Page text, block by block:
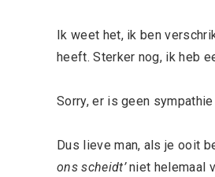
Ik weet het, ik ben
heeft. Sterker nog, ik heb
Sorry, er is geen
Dus lieve man, als je ooit
ons scheidt’niet helemaal